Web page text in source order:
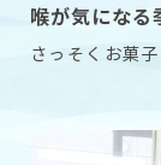
喉が気になる
さっそくお菓